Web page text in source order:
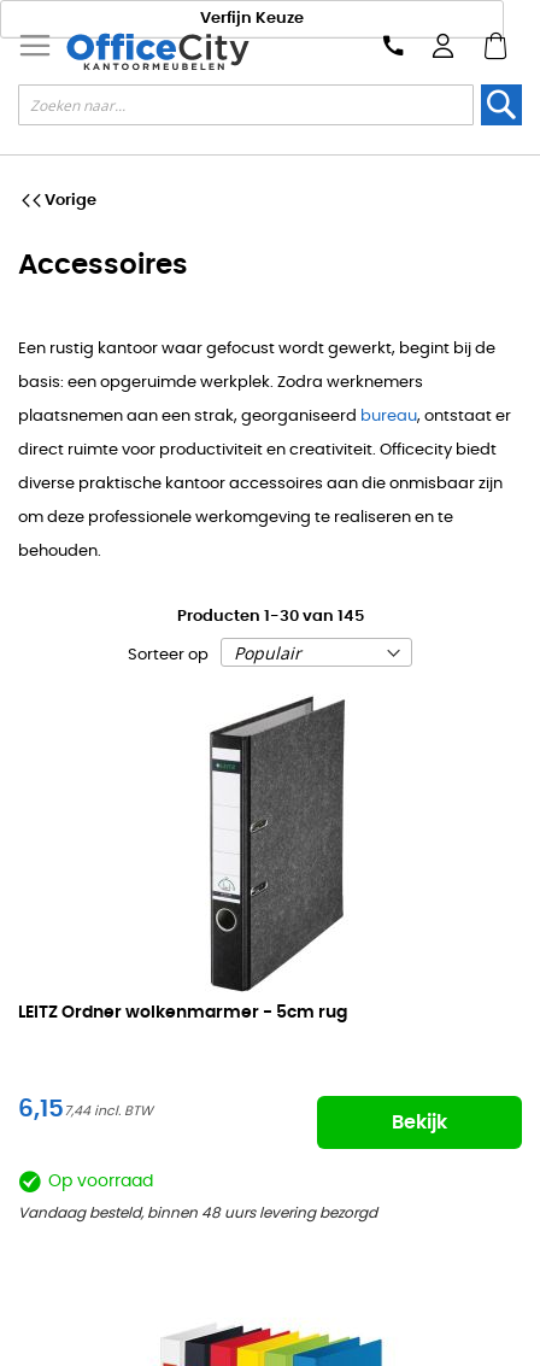
Vorige
Accessoires
Een rustig kantoor waar gefocust wordt gewerkt, begint bij de
basis: een opgeruimde werkplek. Zodra werknemers
plaatsnemen aan een strak, georganiseerd bureau, ontstaat er
direct ruimte voor productiviteit en creativiteit. Officecity biedt
diverse praktische kantoor accessoires aan die onmisbaar zijn
om deze professionele werkomgeving te realiseren en te
behouden.
Producten -30van 145
Sorteer op
LEITZ Ordner wolkenmarmer - 5cm rug
6,15 7,44
Bekijk
Op voorraad
Vandaag besteld, binnen 48 uurs levering bezorgd
Verfijn Keuze